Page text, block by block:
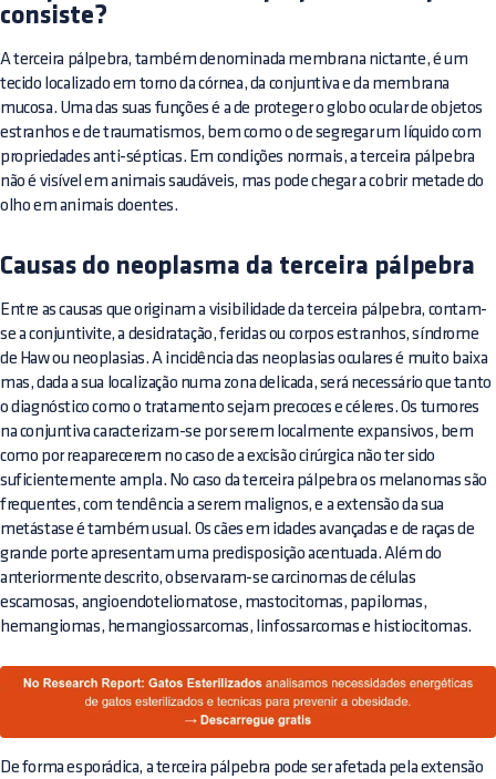
consiste?
A terceira pálpebra, também denominada membrana nictante, é um
tecido localizado em torno da córnea, da conjuntiva e da membrana
mucosa. Uma das suas funções é a de proteger o globo ocular de objetos
estranhos e de traumatismos, bem como o de segregar um líquido com
propriedades anti-sépticas. Em condições normais, a terceira pálpebra
não é visível em animais saudáveis, mas pode chegar a cobrir metade do
olho em animais doentes.
Causas do neoplasma da terceira pálpebra
Entre as causas que originam a visibilidade da terceira pálpebra, contam-
se a conjuntivite, a desidratação, feridas ou corpos estranhos, síndrome
de Haw ou neoplasias. A incidência das neoplasias oculares é muito baixa
mas, dada a sua localização numa zona delicada, será necessário que tanto
o diagnóstico como o tratamento sejam precoces e céleres. Os tumores
na conjuntiva caracterizam-se por serem localmente expansivos, bem
como por reaparecerem no caso de a excisão cirúrgica não ter sido
suficientemente ampla. No caso da terceira pálpebra os melanomas são
frequentes, com tendência a serem malignos, e a extensão da sua
metástase é também usual. Os cães em idades avançadas e de raças de
grande porte apresentam uma predisposição acentuada. Além do
anteriormente descrito, observaram-se carcinomas de células
escamosas, angioendoteliomatose, mastocitomas, papilomas,
hemangiomas, hemangiossarcomas, linfossarcomas e histiocitomas.
De forma esporádica, a terceira pálpebra pode ser afetada pela extensão